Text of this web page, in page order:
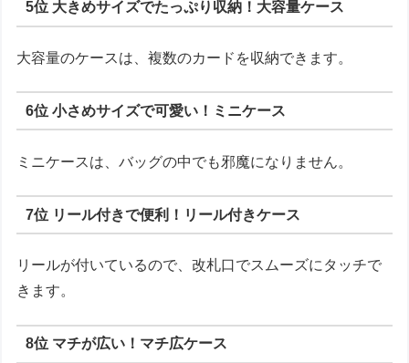
5位 大きめサイズでたっぷり収納！大容量ケース
大容量のケースは、複数のカードを収納できます。
6位 小さめサイズで可愛い！ミニケース
ミニケースは、バッグの中でも邪魔になりません。
7位 リール付きで便利！リール付きケース
リールが付いているので、改札口でスムーズにタッチで
きます。
8位 マチが広い！マチ広ケース